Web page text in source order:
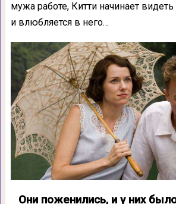
мужа работе, Китти начинает
и влюбляется в него…
Они поженились, и у них